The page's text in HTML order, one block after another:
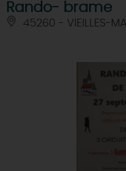
Rando- brame
45260 - VIEILLES-